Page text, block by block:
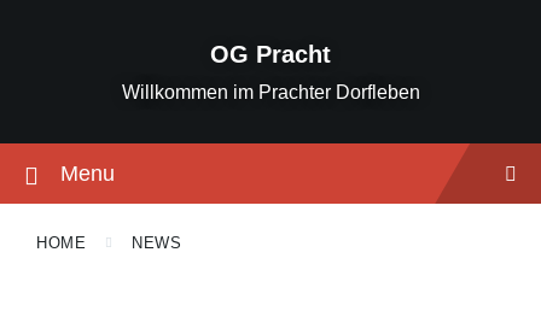
OG Pracht
Willkommen im Prachter Dorfleben
Menu
HOME NEWS